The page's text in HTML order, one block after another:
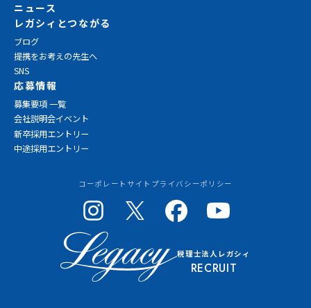
ニュース
レガシィとつながる
ブログ
提携をお考えの先生へ
SNS
応募情報
募集要項 一覧
会社説明会イベント
新卒採用エントリー
中途採用エントリー
コーポレートサイト プライバシーポリシー
税理士法人レガシィ
RECRUIT